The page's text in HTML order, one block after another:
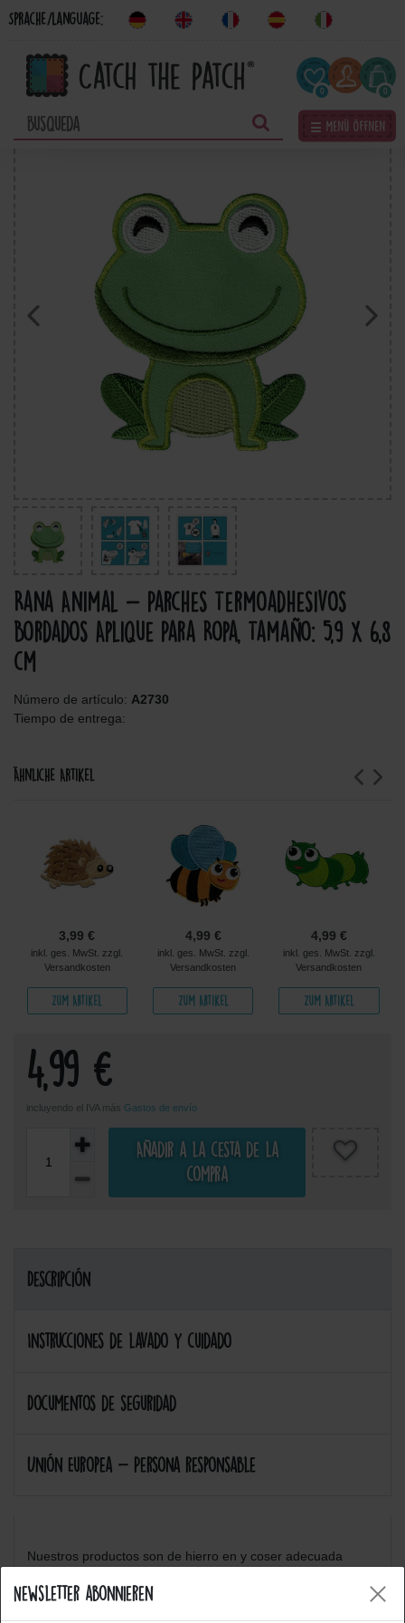
Newsletter abonnieren
Sprache/Language:
0
☰ Menü öffnen
Rana Animal - Parches Termoadhesivos
Bordados Aplique Para Ropa, Tamaño: 5,9 x 6,8
cm
Número de artículo: A2730
Tiempo de entrega:
Ähnliche Artikel
3,99 €
inkl. ges. MwSt. zzgl.
Versandkosten
Zum Artikel
4,99 €
inkl. ges. MwSt. zzgl.
Versandkosten
Zum Artikel
4,99 €
inkl. ges. MwSt. zzgl.
Versandkosten
Zum Artikel
4,99 €
incluyendo el IVA más Gastos de envío
Añadir a la cesta de la
compra
Descripción
Instrucciones de lavado y cuidado
Documentos de seguridad
Unión Europea - Persona responsable
Nuestros productos son de hierro en y coser adecuada